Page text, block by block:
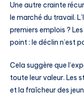
Une autre crainte
le marché du travail.
premiers emplois ?
point : le déclin n’est
Cela suggère que
toute leur valeur. Les
et la fraîcheur des